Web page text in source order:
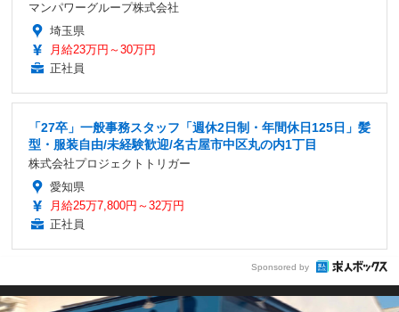
マンパワーグループ株式会社
埼玉県
月給23万円～30万円
正社員
「27卒」一般事務スタッフ「週休2日制・年間休日125日」髪
型・服装自由/未経験歓迎/名古屋市中区丸の内1丁目
株式会社プロジェクトトリガー
愛知県
月給25万7,800円～32万円
正社員
Sponsored by